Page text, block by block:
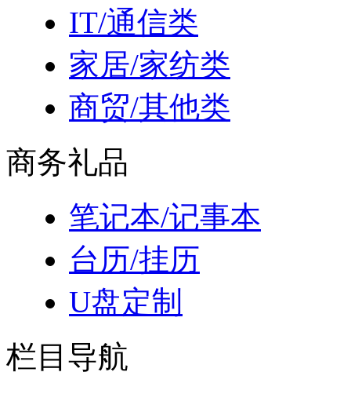
IT/通信类
家居/家纺类
商贸/其他类
商务礼品
笔记本/记事本
台历/挂历
U盘定制
栏目导航